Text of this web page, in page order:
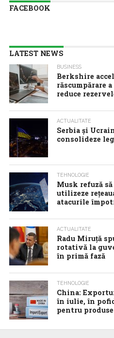
FACEBOOK
LATEST NEWS
BUSINESS
Berkshire
răscumpărare
reduce
ACTUALITATE
Serbia şi
consolideze
TEHNOLOGIE
Musk refuză
utilizeze
atacurile
ACTUALITATE
Radu Miruţă
rotativă la
în primă fază
TEHNOLOGIE
China:
în iulie, în
pentru